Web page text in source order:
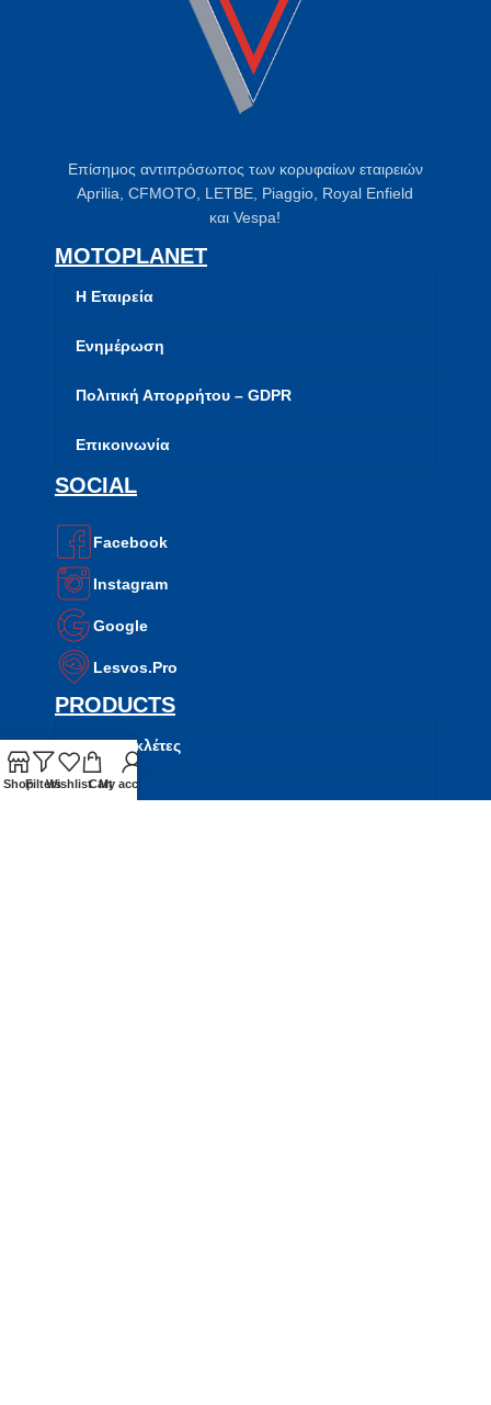
Επίσημος αντιπρόσωπος των κορυφαίων εταιρειών
Aprilia, CFMOTO, LETBE, Piaggio, Royal Enfield
και Vespa!
MOTOPLANET
Η Εταιρεία
Ενημέρωση
Πολιτική Απορρήτου – GDPR
Επικοινωνία
SOCIAL
Facebook
Instagram
Google
Lesvos.Pro
PRODUCTS
Μοτοσυκλέτες
Σκούτερ
ShopFiltersWishlistCartMy account